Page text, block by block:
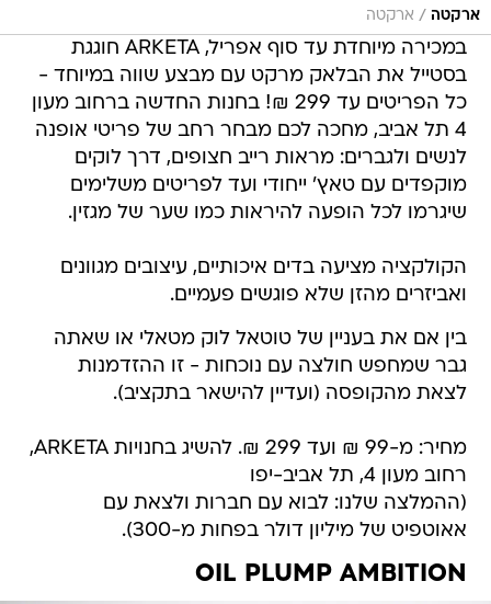
ארקטה / ארקטה
במכירה מיוחדת עד סוף אפריל, ARKETA חוגגת
בסטייל את הבלאק מרקט עם מבצע שווה במיוחד -
כל הפריטים עד 299 ₪! בחנות החדשה ברחוב מעון
4 תל אביב, מחכה לכם מבחר רחב של פריטי אופנה
לנשים ולגברים: מראות רייב חצופים, דרך לוקים
מוקפדים עם טאץ' ייחודי ועד לפריטים משלימים
שיגרמו לכל הופעה להיראות כמו שער של מגזין.
הקולקציה מציעה בדים איכותיים, עיצובים מגוונים
ואביזרים מהזן שלא פוגשים פעמיים.
בין אם את בעניין של טוטאל לוק מטאלי או שאתה
גבר שמחפש חולצה עם נוכחות - זו ההזדמנות
לצאת מהקופסה (ועדיין להישאר בתקציב).
מחיר: מ-99 ₪ ועד 299 ₪. להשיג בחנויות ARKETA,
רחוב מעון 4, תל אביב-יפו
(ההמלצה שלנו: לבוא עם חברות ולצאת עם
אאוטפיט של מיליון דולר בפחות מ-300).
OIL PLUMP AMBITION